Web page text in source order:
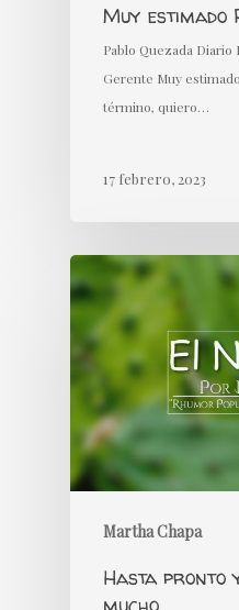
Muy estimado
Pablo Quezada
Gerente Muy
término, quiero…
17 febrero, 2023
Martha Chapa
Hasta pronto